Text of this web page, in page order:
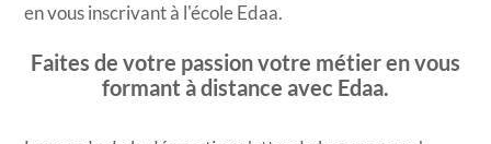
en vous inscrivant à l'école Edaa.
Faites de votre passion votre métier en vous
formant à distance avec Edaa.